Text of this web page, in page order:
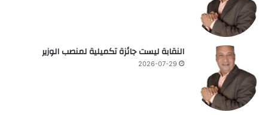
النقابة ليست جائزة تكميلية لمنصب الوزير
2026-07-29